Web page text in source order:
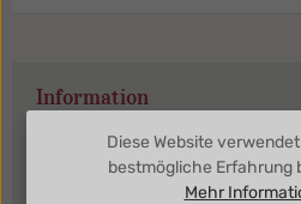
Information
Kundenbereich
Diese Website
bestmögliche Erfahrung
Mehr